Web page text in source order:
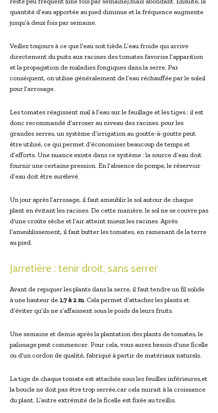
quantité d’eau apportée au pied diminue et la fréquence augmente
jusqu’à deux fois par semaine.
Veillez toujours à ce que l’eau soit tiède.L’eau froide qui arrive
directement du puits aux racines des tomates favorise l’apparition
et la propagation de maladies fongiques dans la serre. Par
conséquent, on utilise généralement de l’eau réchauffée par le soleil
pour l’arrosage.
Les tomates réagissent mal à l’eau sur le feuillage et les tiges ; il est
donc recommandé d’arroser au niveau des racines. pour les
grandes serres, un système d’irrigation au goutte-à-goutte peut
être utilisé, ce qui permet d’économiser beaucoup de temps et
d’efforts. Une nuance existe dans ce système : la source d’eau doit
fournir une certaine pression. En l’absence de pompe, le réservoir
d’eau doit être surélevé.
Un jour après l’arrosage, il faut ameublir le sol autour de chaque
plant en évitant les racines. De cette manière, le sol ne se couvre pas
d’une croûte sèche et l’air atteint mieux les racines. Après
l’ameublissement, il faut butter les tomates, en ramenant de la terre
au pied.
Jarretière : tenir droit, sans serrer
Avant de repiquer les plants dans la serre, il faut tendre un fil solide
à une hauteur de 1,7 à 2 m. Cela permet d’attacher les plants et
d’éviter qu’ils ne s’affaissent sous le poids de leurs fruits.
Une semaine et demie après la plantation des plants de tomates, le
palissage peut commencer. Pour cela, vous aurez besoin d’une ficelle
ou d’un cordon de qualité, fabriqué à partir de matériaux naturels.
La tige de chaque tomate est attachée sous les feuilles inférieures,et
la boucle ne doit pas être trop serrée,car cela nuirait à la croissance
du plant. L’autre extrémité de la ficelle est fixée au treillis.